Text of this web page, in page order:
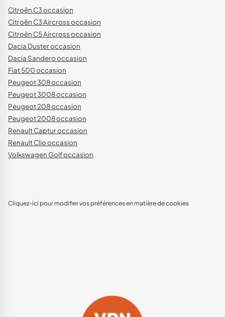
Citroën C3 occasion
Citroën C3 Aircross occasion
Citroën C5 Aircross occasion
Dacia Duster occasion
Dacia Sandero occasion
Fiat 500 occasion
Peugeot 308 occasion
Peugeot 3008 occasion
Peugeot 208 occasion
Peugeot 2008 occasion
Renault Captur occasion
Renault Clio occasion
Volkswagen Golf occasion
Cliquez-ici pour modifier vos préférences en matière de cookies